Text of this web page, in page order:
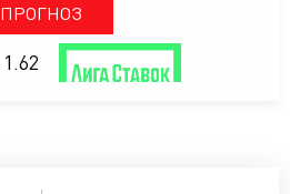
ПРОГНОЗ
1.62